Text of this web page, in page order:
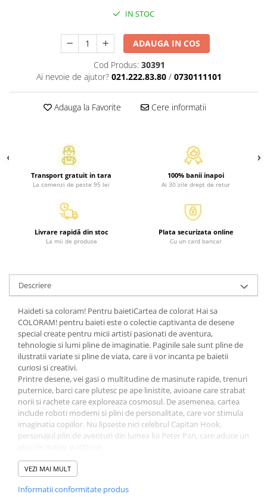
Carti pentru copii
Povesti pentru copii
Povesti si povestiri
Dictionare si enciclopedii
Atlase, dictionare si enciclopedii
Dictionare de limba romana
Dictionare tematice
Enciclopedii
Diete si fitness
Diete si alimentatie sanatoasa
Fitness si frumusete
Diverse
Feng Shui
Sa nu razi :((
Drept
Legislatie
Fictiune
Actiune si Aventura
Actiune,aventura
Clasici
Crime, Thriller, Mistery
Istorica
Literatura de divertisment
IN STOC
ADAUGA IN COS
Cod Produs: 30391
Ai nevoie de ajutor? 021.222.83.80 / 0730111101
Adauga la Favorite Cere informatii
Transport gratuit in tara
La comenzi de peste 95 lei
100% banii inapoi
Ai 30 zile drept de retur
Livrare rapidă din stoc
La mii de produse
Plata securizata online
Cu un card bancar
Descriere
Haideti sa coloram! Pentru baietiCartea de colorat Hai sa
COLORAM! pentru baieti este o colectie captivanta de desene
special create pentru micii artisti pasionati de aventura,
tehnologie si lumi pline de imaginatie. Paginile sale sunt pline de
ilustratii variate si pline de viata, care ii vor incanta pe baietii
curiosi si creativi.
Printre desene, vei gasi o multitudine de masinute rapide, trenuri
puternice, barci care plutesc pe ape linistite, avioane care strabat
norii si rachete care exploreaza cosmosul. De asemenea, cartea
include roboti moderni si plini de personalitate, care vor stimula
imaginatia copiilor. Nu lipseste nici celebrul Capitan Hook,
personajul plin de aventuri din lumea lui Peter Pan, care aduce un
Pentru a completa experienta, cartea are si animale haioase, care
ii vor face pe copii sa zambeasca si sa se distreze in timp ce
suficiente detalii pentru a stimula creativitatea, dar si spatii mari
VEZI MAI MULT
Informatii conformitate produs